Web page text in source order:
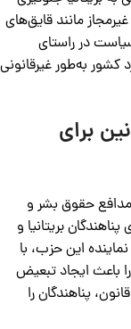
مانند قایق‌های
در راستای
کشور به‌طور غیرقانونی
برای
حقوق بشر و
بریتانیا و
این حزب، با
باعث ایجاد تبعیض
پناهندگان را